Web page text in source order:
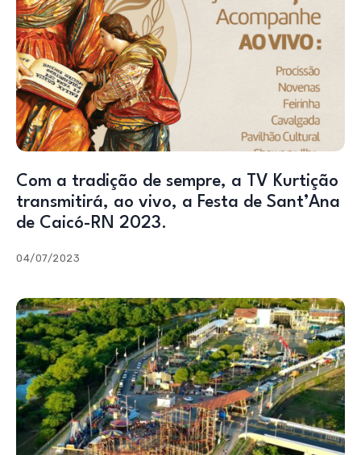
Com a tradição de sempre, a TV Kurtição
transmitirá, ao vivo, a Festa de Sant’Ana
de Caicó-RN 2023.
04/07/2023